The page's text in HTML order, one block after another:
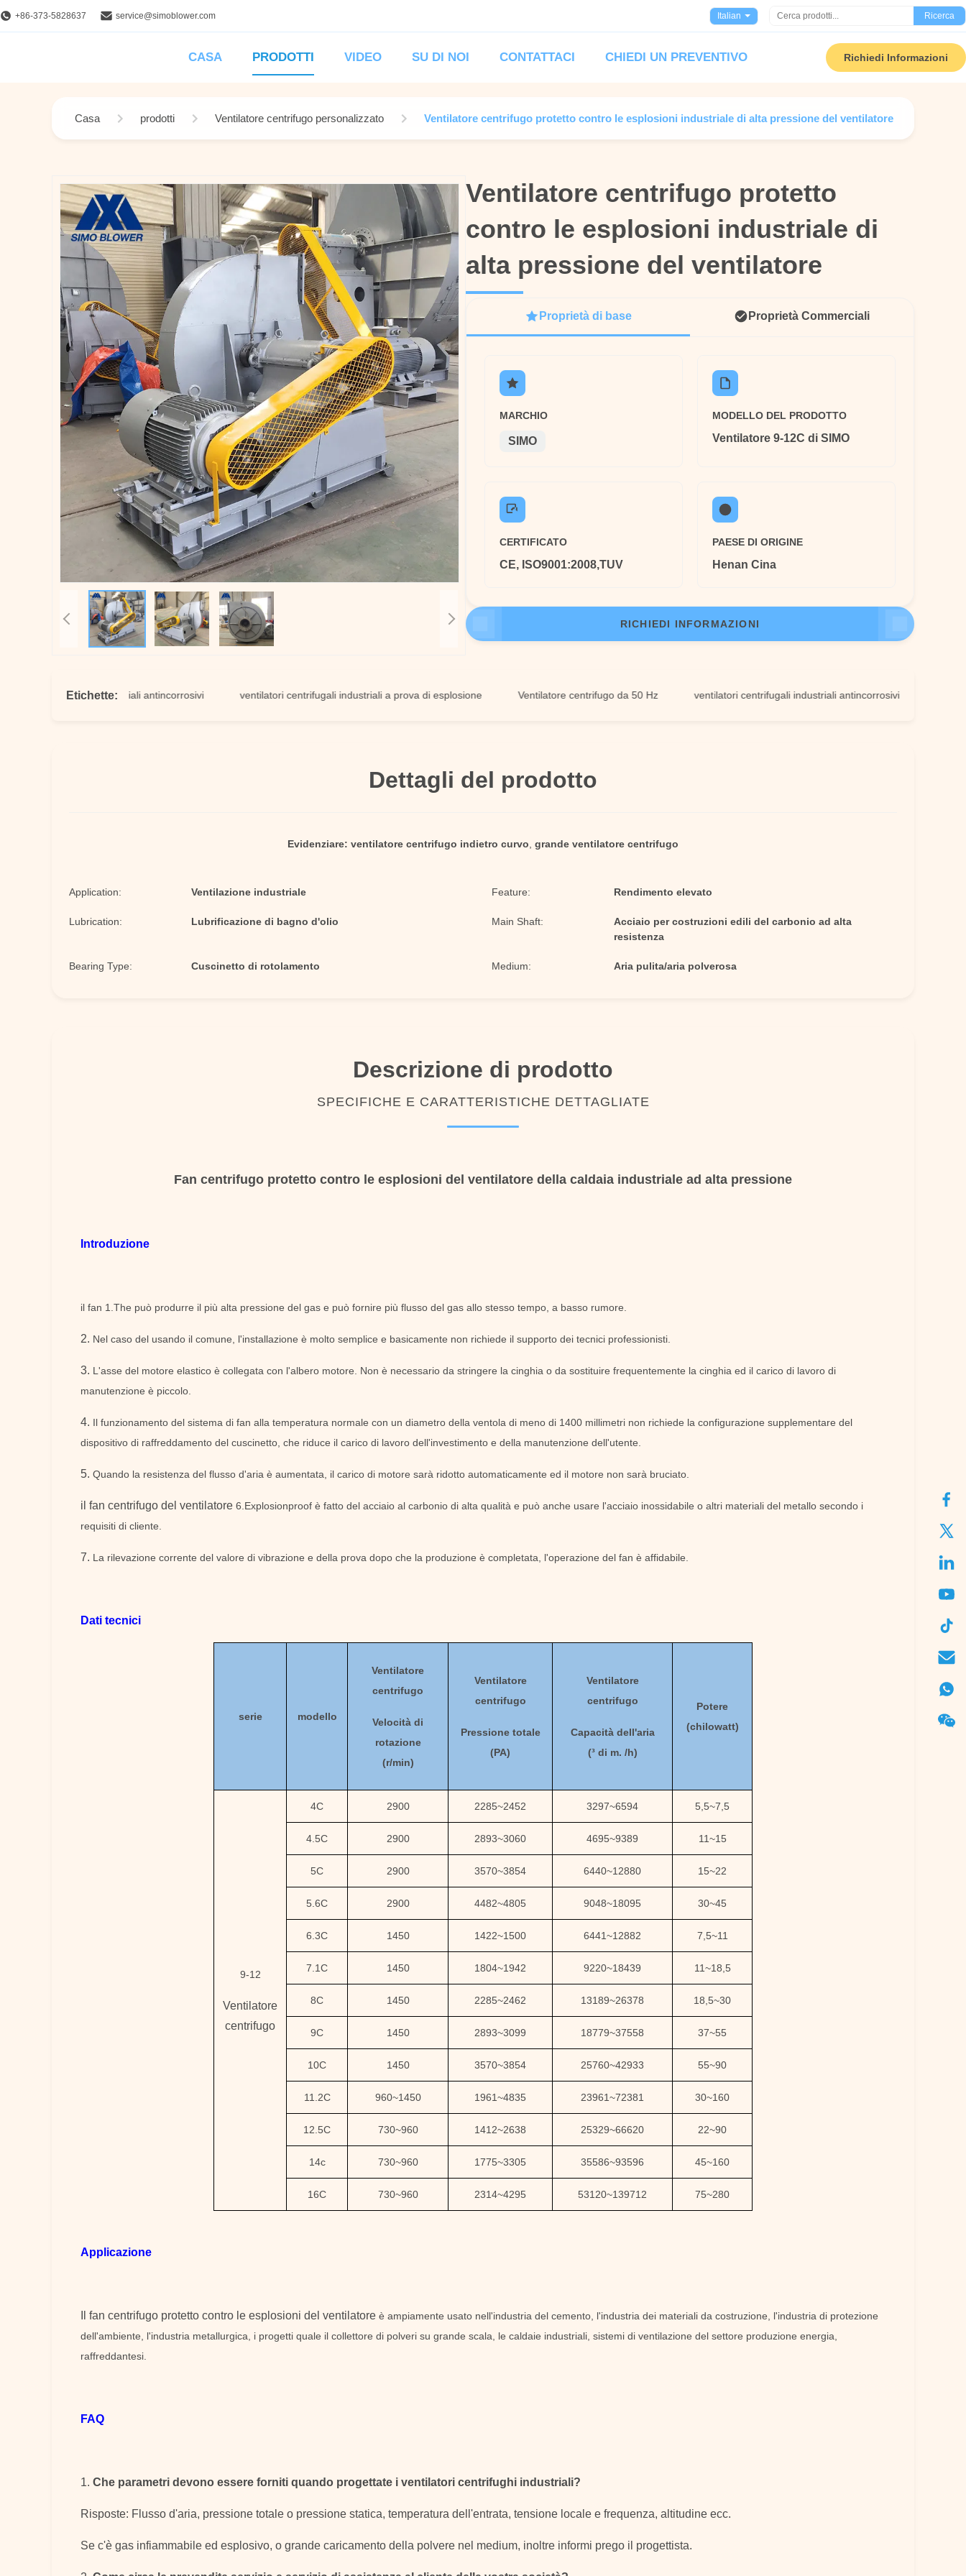
+86-373-5828637 service@simoblower.com Italian Ricerca
CASA PRODOTTI VIDEO SU DI NOI CONTATTACI CHIEDI UN PREVENTIVO Richiedi Informazioni
Casa prodotti Ventilatore centrifugo personalizzato Ventilatore centrifugo protetto contro le esplosioni industriale di alta pressione del ventilatore
Ventilatore centrifugo protetto
contro le esplosioni industriale di
alta pressione del ventilatore
Ventilatore centrifugo protetto
contro le esplosioni industriale di
alta pressione del ventilatore
Proprietà di base Proprietà Commerciali
MARCHIO
SIMO
MODELLO DEL PRODOTTO
Ventilatore 9-12C di SIMO
CERTIFICATO
CE, ISO9001:2008,TUV
PAESE DI ORIGINE
Henan Cina
RICHIEDI INFORMAZIONI
Etichette:
centrifugali industriali antincorrosivi ventilatori centrifugali industriali a prova di esplosione Ventilatore centrifugo da 50 Hz ventilatori centrifugali industriali antincorrosivi
Dettagli del prodotto
Evidenziare: ventilatore centrifugo indietro curvo grande ventilatore centrifugo
Application: Ventilazione industriale Feature: Rendimento elevato
Lubrication: Lubrificazione di bagno d'olio Main Shaft:
Acciaio per costruzioni edili del carbonio ad alta
resistenza
Bearing Type: Cuscinetto di rotolamento Medium: Aria pulita/aria polverosa
Descrizione di prodotto
SPECIFICHE E CARATTERISTICHE DETTAGLIATE
Fan centrifugo protetto contro le esplosioni del ventilatore della caldaia industriale ad alta pressione
Introduzione
il fan 1.The può produrre il più alta pressione del gas e può fornire più flusso del gas allo stesso tempo, a basso rumore.
2. Nel caso del usando il comune, l'installazione è molto semplice e basicamente non richiede il supporto dei tecnici professionisti.
3. L'asse del motore elastico è collegata con l'albero motore. Non è necessario da stringere la cinghia o da sostituire frequentemente la cinghia ed il carico di lavoro di
manutenzione è piccolo.
4. Il funzionamento del sistema di fan alla temperatura normale con un diametro della ventola di meno di 1400 millimetri non richiede la configurazione supplementare del
dispositivo di raffreddamento del cuscinetto, che riduce il carico di lavoro dell'investimento e della manutenzione dell'utente.
5. Quando la resistenza del flusso d'aria è aumentata, il carico di motore sarà ridotto automaticamente ed il motore non sarà bruciato.
il fan centrifugo del ventilatore 6.Explosionproof è fatto del acciaio al carbonio di alta qualità e può anche usare l'acciaio inossidabile o altri materiali del metallo secondo i
requisiti di cliente.
7. La rilevazione corrente del valore di vibrazione e della prova dopo che la produzione è completata, l'operazione del fan è affidabile.
Dati tecnici
serie modello
Ventilatore
centrifugo
Velocità di
rotazione
(r/min)
Ventilatore
centrifugo
Pressione totale
(PA)
Ventilatore
centrifugo
Capacità dell'aria
(³ di m. /h)
Potere
(chilowatt)
9-12
Ventilatore
centrifugo
4C 2900 2285~2452 3297~6594 5,5~7,5
4.5C 2900 2893~3060 4695~9389 11~15
5C 2900 3570~3854 6440~12880 15~22
5.6C 2900 4482~4805 9048~18095 30~45
6.3C 1450 1422~1500 6441~12882 7,5~11
7.1C 1450 1804~1942 9220~18439 11~18,5
8C 1450 2285~2462 13189~26378 18,5~30
9C 1450 2893~3099 18779~37558 37~55
10C 1450 3570~3854 25760~42933 55~90
11.2C 960~1450 1961~4835 23961~72381 30~160
12.5C 730~960 1412~2638 25329~66620 22~90
14c 730~960 1775~3305 35586~93596 45~160
16C 730~960 2314~4295 53120~139712 75~280
Applicazione
Il fan centrifugo protetto contro le esplosioni del ventilatore è ampiamente usato nell'industria del cemento, l'industria dei materiali da costruzione, l'industria di protezione
dell'ambiente, l'industria metallurgica, i progetti quale il collettore di polveri su grande scala, le caldaie industriali, sistemi di ventilazione del settore produzione energia,
raffreddantesi.
FAQ
1. Che parametri devono essere forniti quando progettate i ventilatori centrifughi industriali?
Risposte: Flusso d'aria, pressione totale o pressione statica, temperatura dell'entrata, tensione locale e frequenza, altitudine ecc.
Se c'è gas infiammabile ed esplosivo, o grande caricamento della polvere nel medium, inoltre informi prego il progettista.